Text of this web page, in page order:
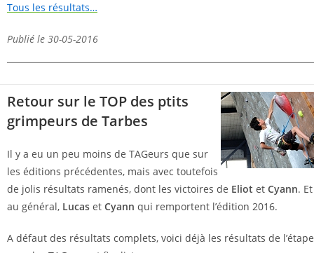
Tous les résultats…
Publié le 30-05-2016
Retour sur le TOP des ptits
grimpeurs de Tarbes
Il y a eu un peu moins de TAGeurs que sur
les éditions précédentes, mais avec toutefois
de jolis résultats ramenés, dont les victoires de Eliot et Cyann. Et
au général, Lucas et Cyann qui remportent l’édition 2016.
A défaut des résultats complets, voici déjà les résultats de l’étape